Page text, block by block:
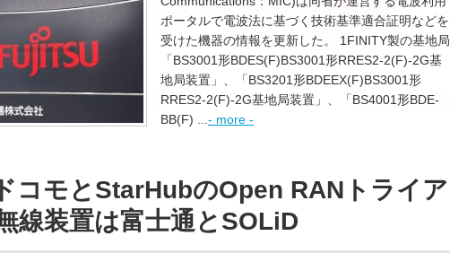
ポータルで電波法に基づく技術基準適合証明などを
受けた機器の情報を更新した。 1FINITY製の基地局
「BS3001形BDES(F)BS3001形RRES2-2(F)-2G基
地局装置」、「BS3201形BDEEX(F)BS3001形
RRES2-2(F)-2G基地局装置」、「BS4001形BDE-
BB(F) ... - more -
コモとStarHubのOpen RANトライア
線装置は富士通とSOLiD